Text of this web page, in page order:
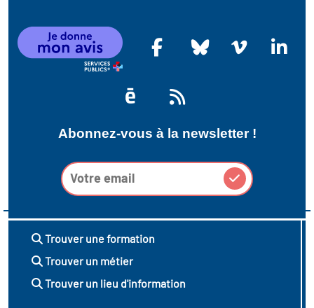
Abonnez-vous à la newsletter !
Trouver une formation
Trouver un métier
Trouver un lieu d'information